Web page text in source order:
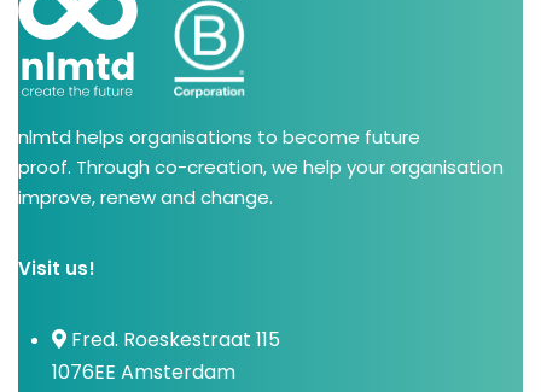
nlmtd helps organisations to become future
proof. Through co-creation, we help your organisation
improve, renew and change.
Visit us!
Fred. Roeskestraat 115
1076EE Amsterdam